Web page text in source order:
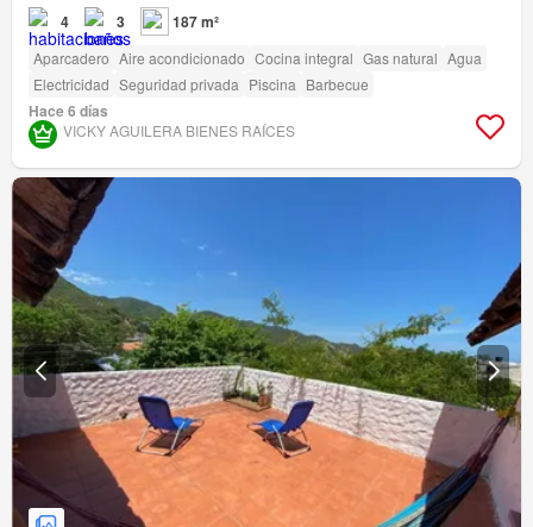
4 3 187 m²
Aparcadero Aire acondicionado Cocina integral Gas natural Agua
Electricidad Seguridad privada Piscina Barbecue
Hace 6 días
VICKY AGUILERA BIENES RAÍCES